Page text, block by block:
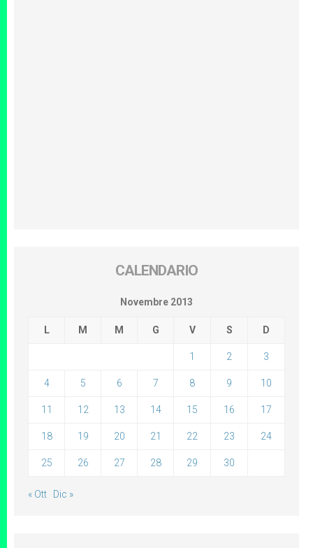
CALENDARIO
Novembre 2013
L M M G V S D
1 2 3
4 5 6 7 8 9 10
11 12 13 14 15 16 17
18 19 20 21 22 23 24
25 26 27 28 29 30
« Ott Dic »